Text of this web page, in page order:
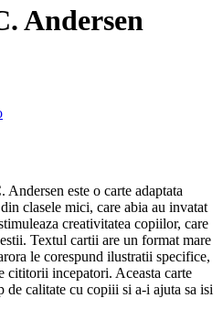
Andersen
este o carte adaptata
clasele mici, care abia au invatat
creativitatea copiilor, care
Textul cartii are un format mare
le corespund ilustratii specifice,
cititorii incepatori. Aceasta carte
de calitate cu copiii si a-i ajuta sa isi